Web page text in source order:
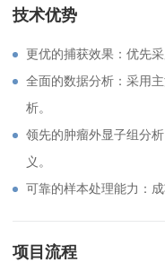
技术优势
更优的捕获效果：优先
全面的数据分析：采用
析。
领先的肿瘤外显子组分
义。
可靠的样本处理能力：
项目流程